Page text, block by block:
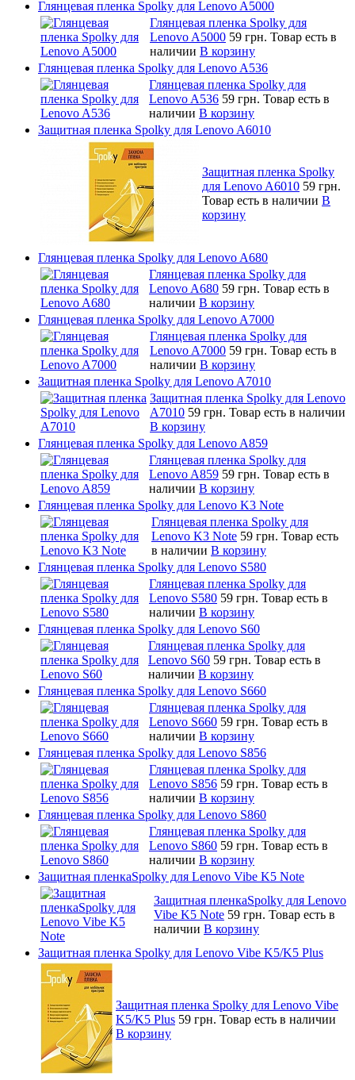
Глянцевая пленка Spolky для Lenovo A5000
Глянцевая пленка Spolky для
Lenovo A5000 59 грн. Товар есть в
наличии В корзину
Глянцевая пленка Spolky для Lenovo A536
Глянцевая пленка Spolky для
Lenovo A536 59 грн. Товар есть в
наличии В корзину
Защитная пленка Spolky для Lenovo A6010
Защитная пленка Spolky
для Lenovo A6010 59 грн.
Товар есть в наличии В
корзину
Глянцевая пленка Spolky для Lenovo A680
Глянцевая пленка Spolky для
Lenovo A680 59 грн. Товар есть в
наличии В корзину
Глянцевая пленка Spolky для Lenovo A7000
Глянцевая пленка Spolky для
Lenovo A7000 59 грн. Товар есть в
наличии В корзину
Защитная пленка Spolky для Lenovo A7010
Защитная пленка Spolky для Lenovo
A7010 59 грн. Товар есть в наличии
В корзину
Глянцевая пленка Spolky для Lenovo A859
Глянцевая пленка Spolky для
Lenovo A859 59 грн. Товар есть в
наличии В корзину
Глянцевая пленка Spolky для Lenovo K3 Note
Глянцевая пленка Spolky для
Lenovo K3 Note 59 грн. Товар есть
в наличии В корзину
Глянцевая пленка Spolky для Lenovo S580
Глянцевая пленка Spolky для
Lenovo S580 59 грн. Товар есть в
наличии В корзину
Глянцевая пленка Spolky для Lenovo S60
Глянцевая пленка Spolky для
Lenovo S60 59 грн. Товар есть в
наличии В корзину
Глянцевая пленка Spolky для Lenovo S660
Глянцевая пленка Spolky для
Lenovo S660 59 грн. Товар есть в
наличии В корзину
Глянцевая пленка Spolky для Lenovo S856
Глянцевая пленка Spolky для
Lenovo S856 59 грн. Товар есть в
наличии В корзину
Глянцевая пленка Spolky для Lenovo S860
Глянцевая пленка Spolky для
Lenovo S860 59 грн. Товар есть в
наличии В корзину
Защитная пленкаSpolky для Lenovo Vibe K5 Note
Защитная пленкаSpolky для Lenovo
Vibe K5 Note 59 грн. Товар есть в
наличии В корзину
Защитная пленка Spolky для Lenovo Vibe K5/K5 Plus
Защитная пленка Spolky для Lenovo Vibe
K5/K5 Plus 59 грн. Товар есть в наличии
В корзину